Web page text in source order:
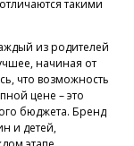
такими
из родителей
начиная от
что возможность
цене – это
бюджета. Бренд
и детей,